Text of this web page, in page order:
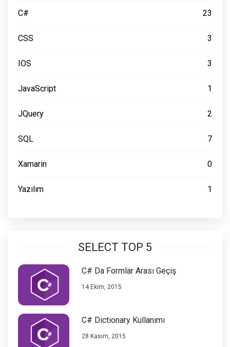
C# 23
CSS 3
IOS 3
JavaScript 1
JQuery 2
SQL 7
Xamarin 0
Yazılım 1
SELECT TOP 5
C# Da Formlar Arası Geçiş
14 Ekim, 2015
C# Dictionary Kullanımı
28 Kasım, 2015